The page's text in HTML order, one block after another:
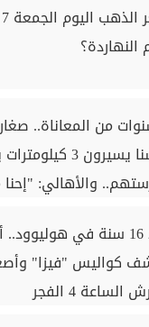
النهاردة؟
من المعاناة..
بدشنا يسيرون 3
والأهالي:
بعد 16 سنة في
كواليس "فيزا"
الساعة 4 الفجر